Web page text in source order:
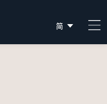
简
EN